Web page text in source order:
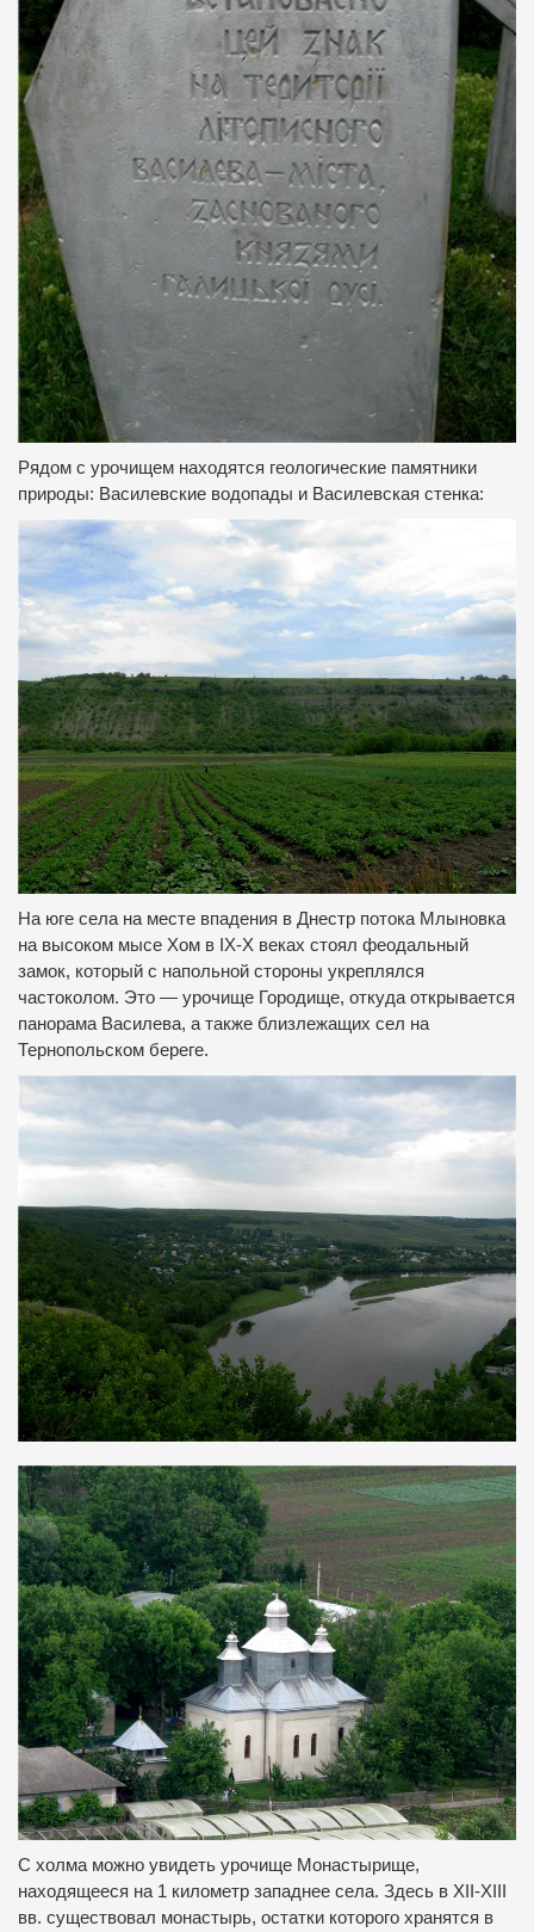
Рядом с урочищем находятся геологические памятники
природы: Василевские водопады и Василевская стенка:
На юге села на месте впадения в Днестр потока Млыновка
на высоком мысе Хом в IX-X веках стоял феодальный
замок, который с напольной стороны укреплялся
частоколом. Это — урочище Городище, откуда открывается
панорама Василева, а также близлежащих сел на
Тернопольском береге.
С холма можно увидеть урочище Монастырище,
находящееся на 1 километр западнее села. Здесь в XII-XIII
вв. существовал монастырь, остатки которого хранятся в